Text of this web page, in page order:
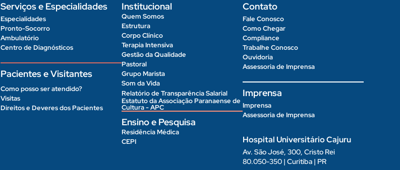
Serviços e Especialidades
Especialidades
Pronto-Socorro
Ambulatório
Centro de Diagnósticos
Pacientes e Visitantes
Como posso ser atendido?
Visitas
Direitos e Deveres dos Pacientes
Institucional
Quem Somos
Estrutura
Corpo Clínico
Terapia Intensiva
Gestão da Qualidade
Pastoral
Grupo Marista
Som da Vida
Relatório de Transparência Salarial
Estatuto da Associação Paranaense de
Cultura - APC
Ensino e Pesquisa
Residência Médica
CEPI
Contato
Fale Conosco
Como Chegar
Compliance
Trabalhe Conosco
Ouvidoria
Assessoria de Imprensa
Imprensa
Imprensa
Assessoria de Imprensa
Hospital Universitário Cajuru
Av. São José, 300, Cristo Rei
80.050-350 | Curitiba | PR